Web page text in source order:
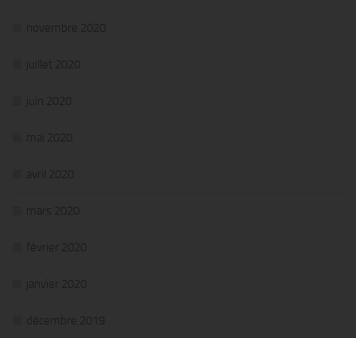
novembre 2020
juillet 2020
juin 2020
mai 2020
avril 2020
mars 2020
février 2020
janvier 2020
décembre 2019